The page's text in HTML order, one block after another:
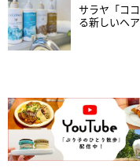
サラヤ「コ
る新しいヘ